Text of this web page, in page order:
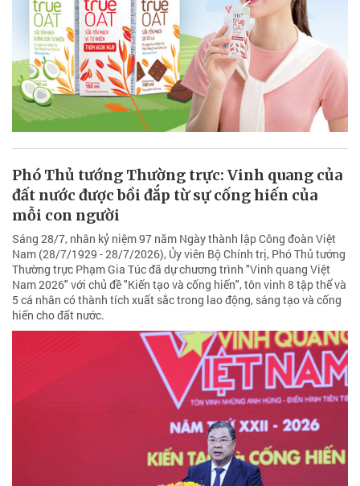
Phó Thủ tướng Thường trực: Vinh quang của
đất nước được bồi đắp từ sự cống hiến của
mỗi con người
Sáng 28/7, nhân kỷ niệm 97 năm Ngày thành lập Công đoàn Việt
Nam (28/7/1929 - 28/7/2026), Ủy viên Bộ Chính trị, Phó Thủ tướng
Thường trực Phạm Gia Túc đã dự chương trình "Vinh quang Việt
Nam 2026" với chủ đề "Kiến tạo và cống hiến", tôn vinh 8 tập thể và
5 cá nhân có thành tích xuất sắc trong lao động, sáng tạo và cống
hiến cho đất nước.